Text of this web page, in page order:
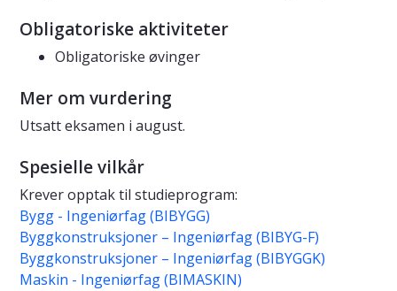
Obligatoriske aktiviteter
Obligatoriske øvinger
Mer om vurdering
Utsatt eksamen i august.
Spesielle vilkår
Krever opptak til studieprogram:
Bygg - Ingeniørfag (BIBYGG)
Byggkonstruksjoner – Ingeniørfag (BIBYG-F)
Byggkonstruksjoner – Ingeniørfag (BIBYGGK)
Maskin - Ingeniørfag (BIMASKIN)